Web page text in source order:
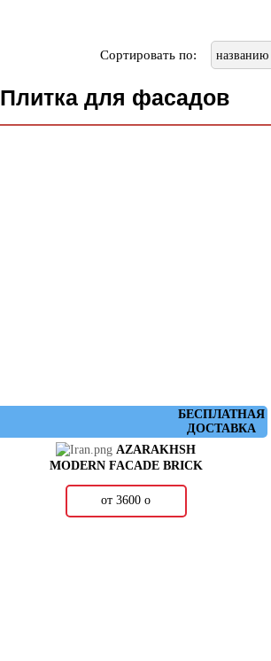
Сортировать по: названию
Плитка для фасадов
БЕСПЛАТНАЯ
ДОСТАВКА
AZARAKHSH
MODERN FACADE BRICK
от 3600о